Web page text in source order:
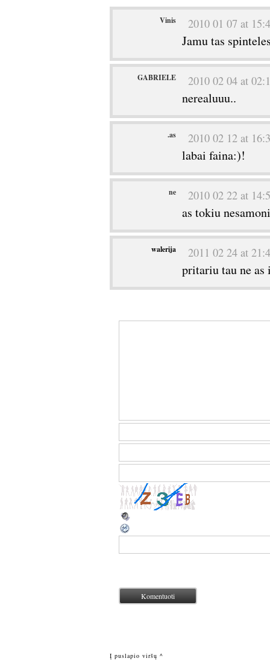
Vinis 2010 01 07 at
Jamu tas
GABRIELE 2010 02 04 at
nerealuuu..
.as 2010 02 12 at
labai faina:)!
ne 2010 02 22 at
as tokiu
walerija 2011 02 24 at
pritariu tau ne
Į puslapio viršų ^